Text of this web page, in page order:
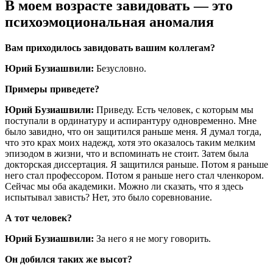
В моем возрасте завидовать — это
психоэмоциональная аномалия
Вам приходилось завидовать вашим коллегам?
Юрий Бузиашвили: Безусловно.
Примеры приведете?
Юрий Бузиашвили: Приведу. Есть человек, с которым мы
поступали в ординатуру и аспирантуру одновременно. Мне
было завидно, что он защитился раньше меня. Я думал тогда,
что это крах моих надежд, хотя это оказалось таким мелким
эпизодом в жизни, что и вспоминать не стоит. Затем была
докторская диссертация. Я защитился раньше. Потом я раньше
него стал профессором. Потом я раньше него стал членкором.
Сейчас мы оба академики. Можно ли сказать, что я здесь
испытывал зависть? Нет, это было соревнование.
А тот человек?
Юрий Бузиашвили: За него я не могу говорить.
Он добился таких же высот?